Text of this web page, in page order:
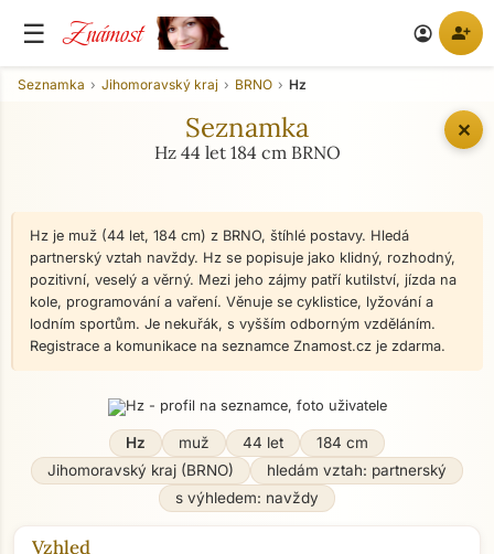
☰ Známost account_circle person_add
✕
Seznamka Jihomoravský kraj BRNO Hz
Seznamka
Hz 44 let 184 cm BRNO
Hz je muž (44 let, 184 cm) z BRNO, štíhlé postavy. Hledá
partnerský vztah navždy. Hz se popisuje jako klidný, rozhodný,
pozitivní, veselý a věrný. Mezi jeho zájmy patří kutilství, jízda na
kole, programování a vaření. Věnuje se cyklistice, lyžování a
lodním sportům. Je nekuřák, s vyšším odborným vzděláním.
Registrace a komunikace na seznamce Znamost.cz je zdarma.
Hz muž 44 let
184 cm
Jihomoravský kraj (BRNO)
hledám vztah: partnerský
s výhledem: navždy
Vzhled